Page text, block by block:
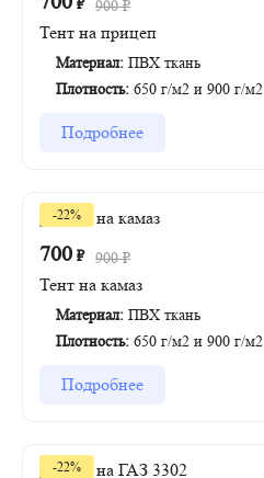
900₽
Тент на прицеп
Материал: ПВХ ткань
Плотность: 650 г/м2 и 900 г/м2
Подробнее
-22%
700 ₽ 900₽
Тент на камаз
Материал: ПВХ ткань
Плотность: 650 г/м2 и 900 г/м2
Подробнее
-22%